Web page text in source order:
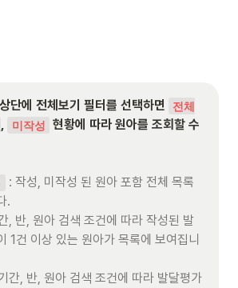
단에 전체보기 필터를 선택하면
전체
, 미작성
현황에 따라 원아를 조회할 수
: 작성, 미작성 된 원아 포함 전체 목록
.
, 반, 원아 검색 조건에 따라 작성된 발
1건 이상 있는 원아가 목록에 보여집니
간, 반, 원아 검색 조건에 따라 발달평가